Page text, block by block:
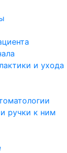
и ухода
ручки к ним